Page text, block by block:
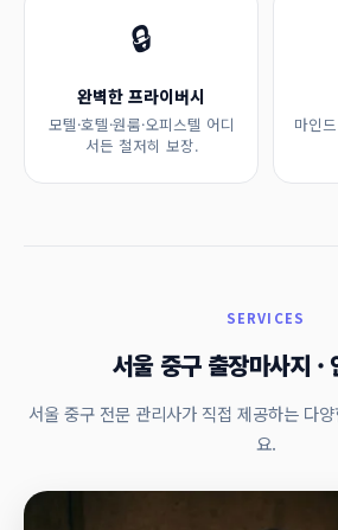
🔒
완벽한 프라이버시
모텔·호텔·원룸·오피스텔 어디
서든 철저히 보장.
마인
SERVICES
서울 중구 출장마사지 ·
서울 중구 전문 관리사가 직접 제공하는 다
요.